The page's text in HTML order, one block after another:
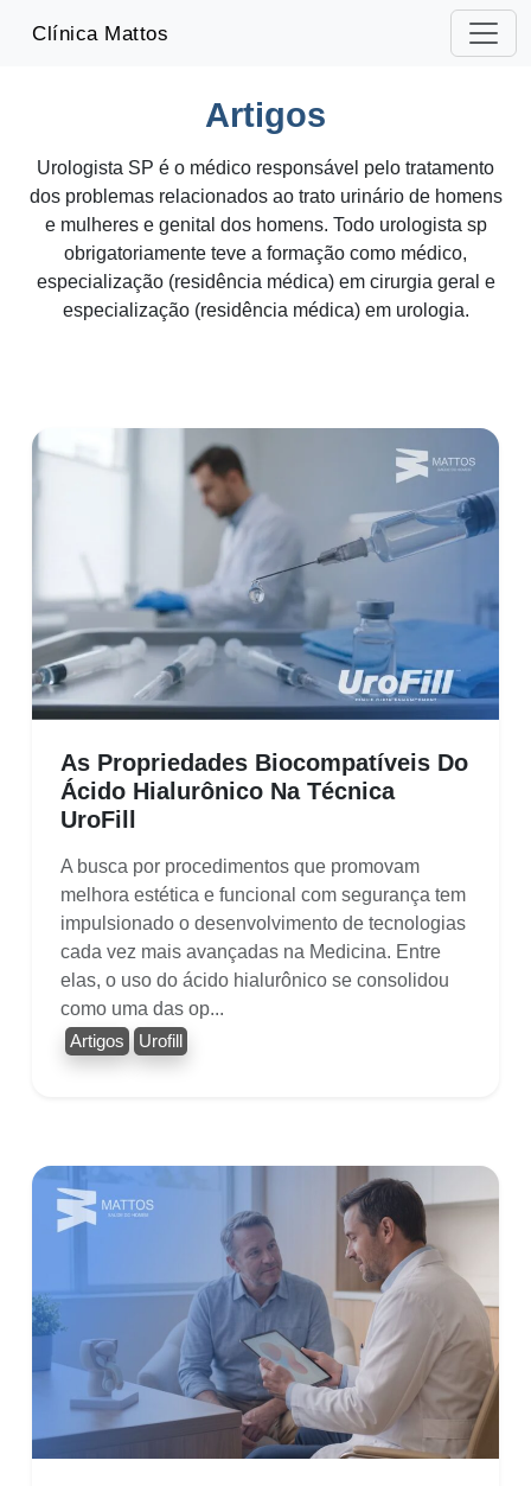
Clínica Mattos
Artigos
Urologista SP é o médico responsável pelo tratamento
dos problemas relacionados ao trato urinário de homens
e mulheres e genital dos homens. Todo urologista sp
obrigatoriamente teve a formação como médico,
especialização (residência médica) em cirurgia geral e
especialização (residência médica) em urologia.
As Propriedades Biocompatíveis Do
Ácido Hialurônico Na Técnica
UroFill
A busca por procedimentos que promovam
melhora estética e funcional com segurança tem
impulsionado o desenvolvimento de tecnologias
cada vez mais avançadas na Medicina. Entre
elas, o uso do ácido hialurônico se consolidou
como uma das op...
Artigos Urofill